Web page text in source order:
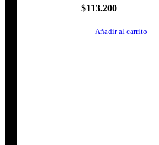
$113.200
Añadir al carrito